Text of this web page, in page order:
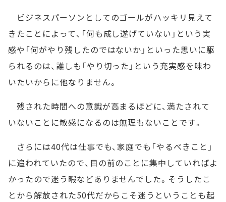
ビジネスパーソンとしてのゴールがハッキリ見えて
きたことによって、「何も成し遂げていない」という実
感や「何がやり残したのではないか」といった思いに駆
られるのは、誰しも「やり切った」という充実感を味わ
いたいからに他なりません。
残された時間への意識が高まるほどに、満たされて
いないことに敏感になるのは無理もないことです。
さらには40代は仕事でも、家庭でも「やるべきこと」
に追われていたので、目の前のことに集中していればよ
かったので迷う暇などありませんでした。そうしたこ
とから解放された50代だからこそ迷うということも起